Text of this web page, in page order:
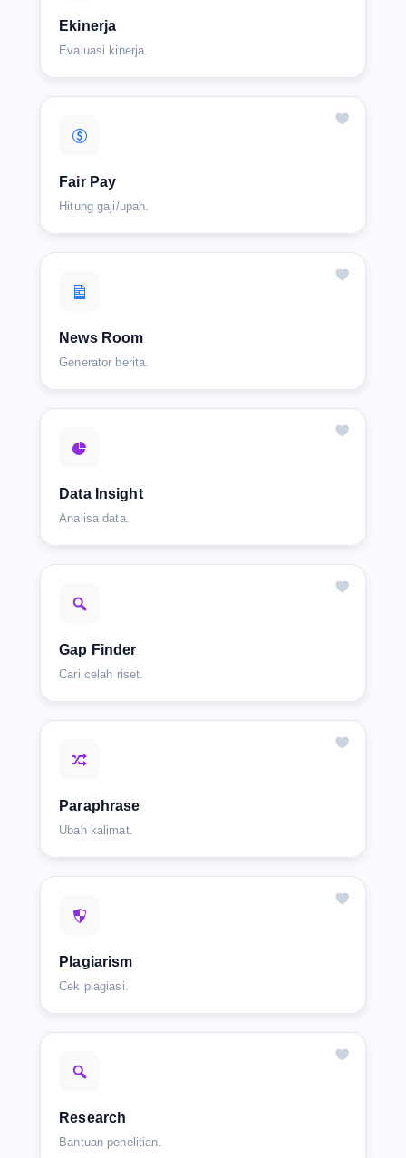
Ekinerja
Evaluasi kinerja.
Fair Pay
Hitung gaji/upah.
News Room
Generator berita.
Data Insight
Analisa data.
Gap Finder
Cari celah riset.
Paraphrase
Ubah kalimat.
Plagiarism
Cek plagiasi.
Research
Bantuan penelitian.